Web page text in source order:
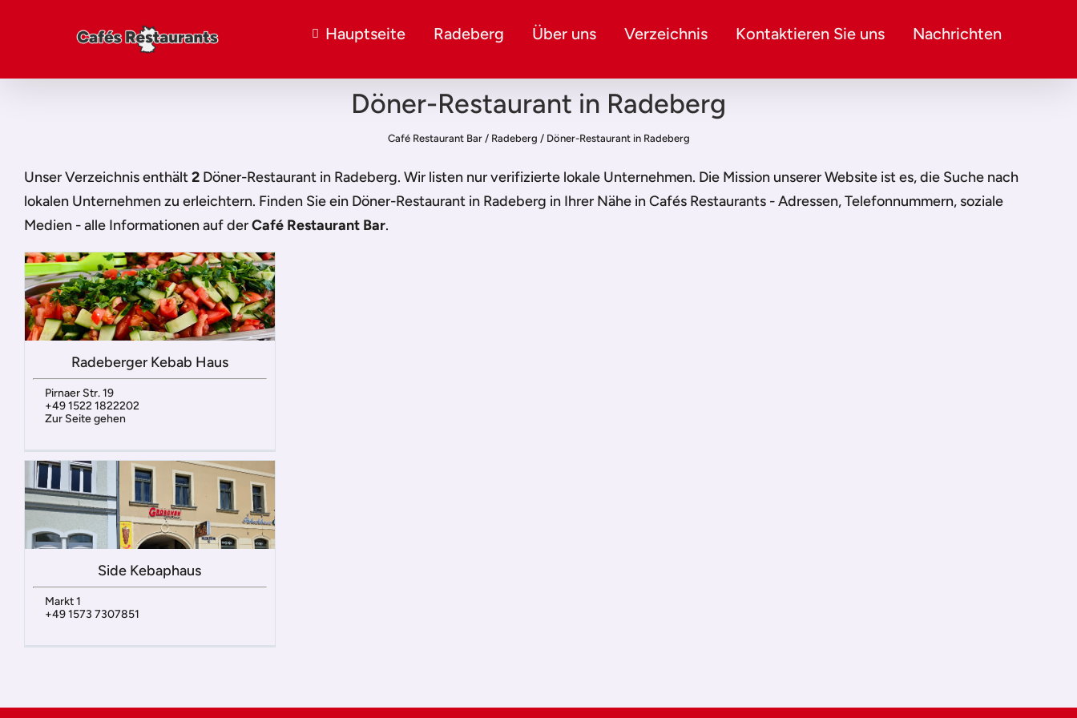
Hauptseite Radeberg Über uns Verzeichnis Kontaktieren Sie uns Nachrichten
Döner-Restaurant in Radeberg
Café Restaurant Bar/ Radeberg / Döner-Restaurant in Radeberg
Unser Verzeichnis enthält2 Döner-Restaurant in Radeberg. Wir listen nur verifizierte lokale Unternehmen. Die Mission unserer Website ist es, die Suche nach
lokalen Unternehmen zu erleichtern. Finden Sie ein Döner-Restaurant in Radeberg in Ihrer Nähe in Cafés Restaurants - Adressen, Telefonnummern, soziale
Medien - alle Informationen auf derCafé Restaurant Bar.
Radeberger Kebab Haus
Pirnaer Str. 19
+49 1522 1822202
Zur Seite gehen
Side Kebaphaus
Markt 1
+49 1573 7307851